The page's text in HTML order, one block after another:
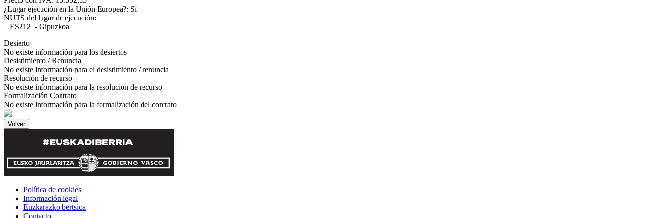
¿Lugar ejecución en la Unión Europea?: Sí
NUTS del lugar de ejecución:
ES212 - Gipuzkoa
Desierto
No existe información para los desiertos
Desistimiento / Renuncia
No existe información para el desistimiento / renuncia
Resolución de recurso
No existe información para la resolución de recurso
Formalización Contrato
No existe información para la formalización del contrato
Política de cookies
Información legal
Euzkarazko bertsioa
Contacto